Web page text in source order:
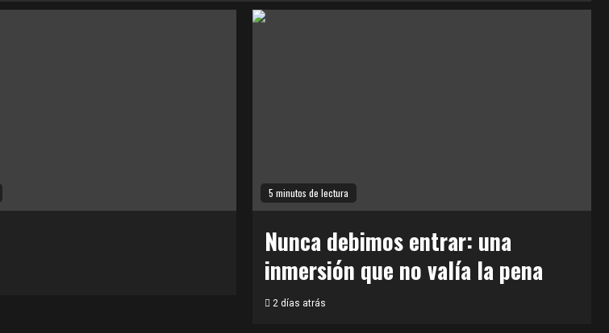
5 minutos de lectura
Nunca debimos entrar: una
inmersión que no valía la pena
2 días atrás